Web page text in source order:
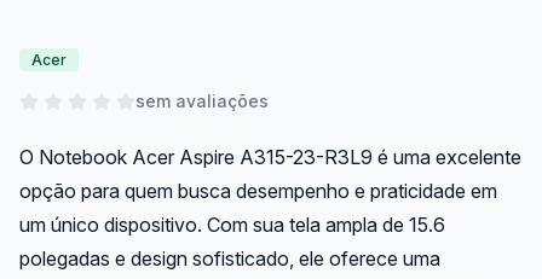
Acer
sem avaliações
O Notebook Acer Aspire A315-23-R3L9 é uma excelente
opção para quem busca desempenho e praticidade em
um único dispositivo. Com sua tela ampla de 15.6
polegadas e design sofisticado, ele oferece uma